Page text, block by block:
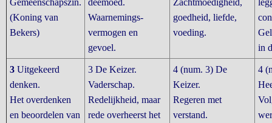
Gemeenschapszin.
(Koning van
Bekers)
deemoed.
Waarnemings-
vermogen en
gevoel.
Zachtmoedigheid,
goedheid, liefde,
voeding.
in
3 Uitgekeerd
denken.
Het overdenken
en beoordelen van
3 De Keizer.
Vaderschap.
Redelijkheid, maar
rede overheerst het
4 (num. 3) De
Keizer.
Regeren met
verstand.
4